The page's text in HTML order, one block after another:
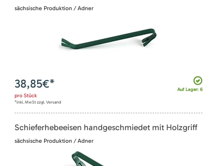
sächsische Produktion / Adner
Auf Lager: 6
38,85€*
pro Stück
*inkl. MwSt zzgl. Versand
Schieferhebeeisen handgeschmiedet mit Holzgriff
sächsische Produktion / Adner